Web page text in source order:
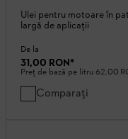
Ulei pentru motoare în
largă de aplicații
De la
31,00 RON*
Preț de bază pe litru 62,00
Comparați